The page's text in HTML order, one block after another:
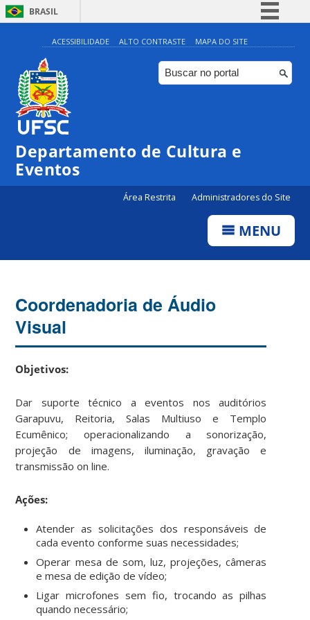
BRASIL
Simplifique!
Comunica BR
Participe
Canais
ACESSIBILIDADE ALTO CONTRASTE MAPA DO SITE
Departamento de Cultura e
Eventos
Área Restrita Administradores do Site
MENU
Coordenadoria de Áudio
Visual
Objetivos:
Dar suporte técnico a eventos nos auditórios
Garapuvu, Reitoria, Salas Multiuso e Templo
Ecumênico; operacionalizando a sonorização,
projeção de imagens, iluminação, gravação e
transmissão on line.
Ações:
Atender as solicitações dos responsáveis de
cada evento conforme suas necessidades;
Operar mesa de som, luz, projeções, câmeras
e mesa de edição de vídeo;
Ligar microfones sem fio, trocando as pilhas
quando necessário;